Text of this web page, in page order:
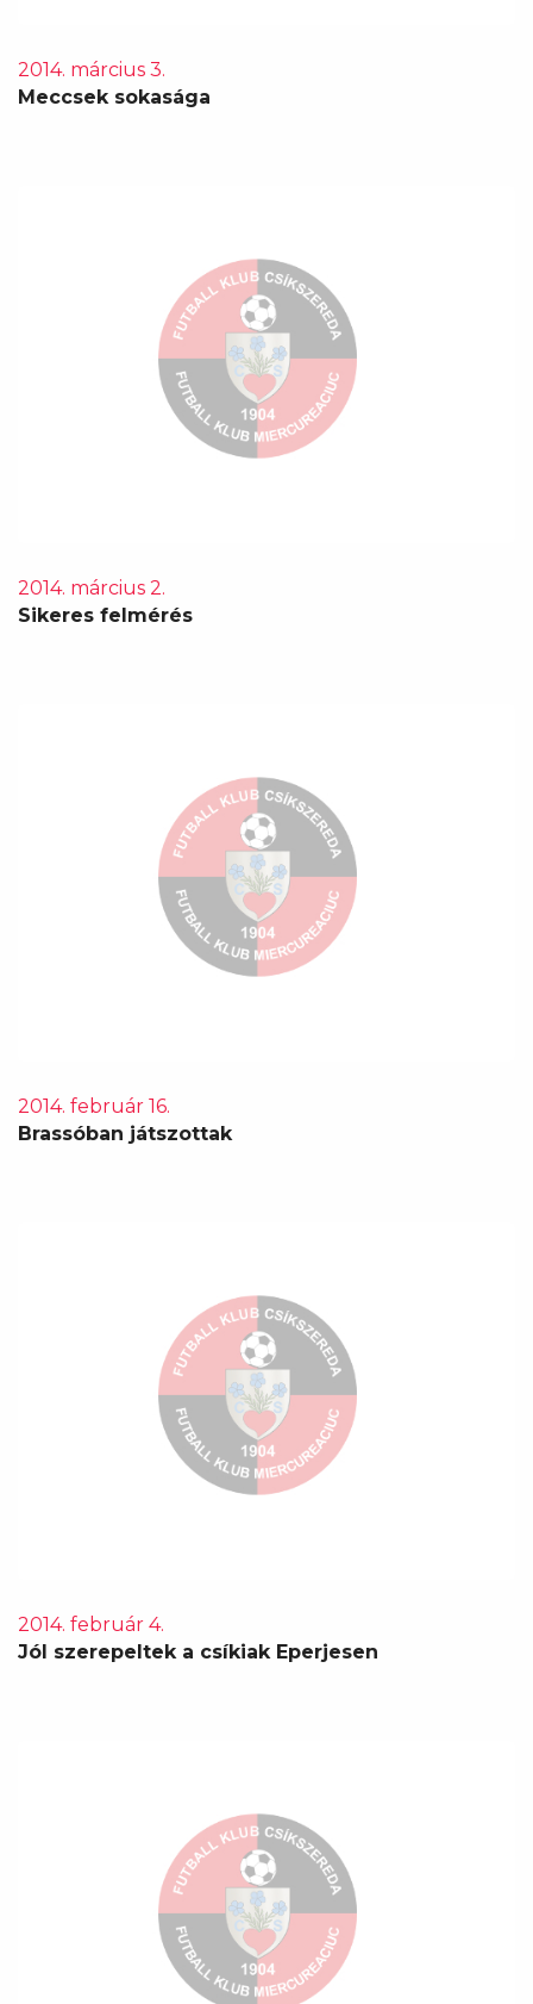
2014. március 3.
Meccsek sokasága
2014. március 2.
Sikeres felmérés
2014. február 16.
Brassóban játszottak
2014. február 4.
Jól szerepeltek a csíkiak Eperjesen